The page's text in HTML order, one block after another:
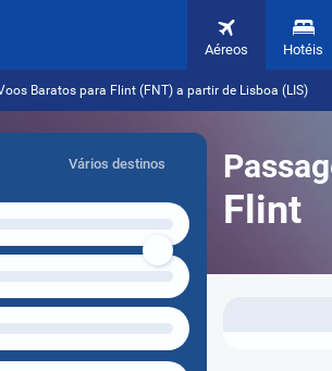
Aéreos Hotéis
Baratos para Flint (FNT) a partir de Lisboa (LIS)
Flint
Vários destinos